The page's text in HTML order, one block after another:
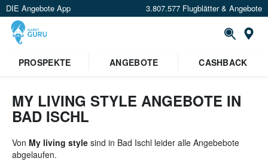
DIE Angebote App 3.807.577 Flugblätter & Angebote
PROSPEKTE
ANGEBOTE CASHBACK
MY LIVING STYLE ANGEBOTE IN
BAD ISCHL
Von My living style sind in Bad Ischl leider alle Angebebote
abgelaufen.